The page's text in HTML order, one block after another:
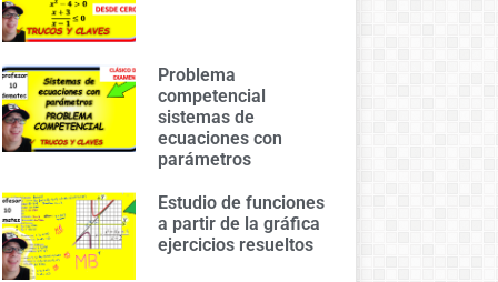
Problema
competencial
sistemas de
ecuaciones con
parámetros
Estudio de funciones
a partir de la gráfica
ejercicios resueltos